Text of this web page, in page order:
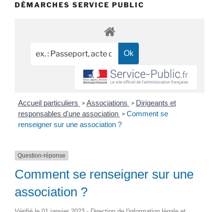
DÉMARCHES SERVICE PUBLIC
Accueil particuliers > Associations > Dirigeants et
responsables d'une association > Comment se
renseigner sur une association ?
Question-réponse
Comment se renseigner sur une
association ?